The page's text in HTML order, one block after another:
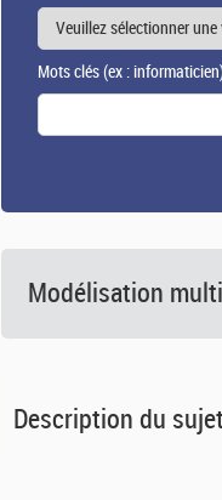
Mots clés(ex :
Modélisation
Description du